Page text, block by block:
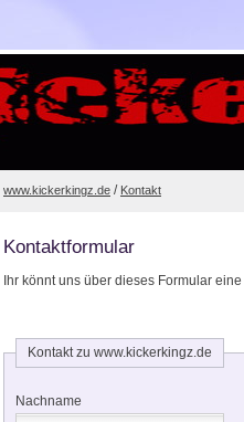
www.kickerkingz.de / Kontakt
Kontaktformular
Ihr könnt uns über dieses Formular
Kontakt zu www.kickerkingz.de
Nachname